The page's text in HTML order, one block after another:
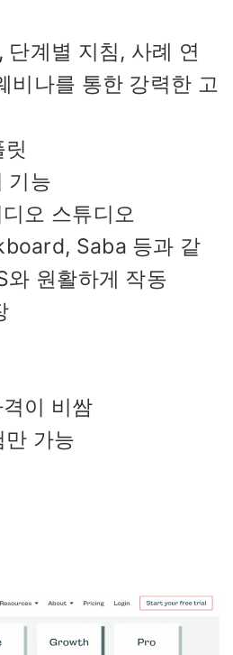
단계별 지침, 사례 연
비나를 통한 강력한 고
기능
오 스튜디오
Saba 등과 같
와 원활하게 작동
이 비쌈
만 가능